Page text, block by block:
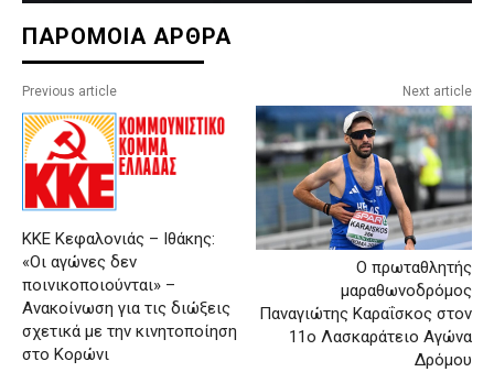
ΠΑΡΟΜΟΙΑ ΑΡΘΡΑ
Previous article
ΚΚΕ Κεφαλονιάς – Ιθάκης:
«Οι αγώνες δεν
ποινικοποιούνται» –
Ανακοίνωση για τις διώξεις
σχετικά με την κινητοποίηση
στο Κορώνι
Next article
Ο πρωταθλητής
μαραθωνοδρόμος
Παναγιώτης Καραΐσκος στον
11ο Λασκαράτειο Αγώνα
Δρόμου